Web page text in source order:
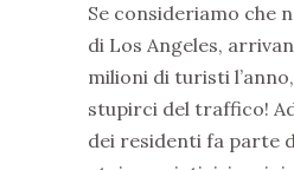
Se consideriamo che
di Los Angeles,
milioni di turisti
stupirci del traffico!
dei residenti fa parte